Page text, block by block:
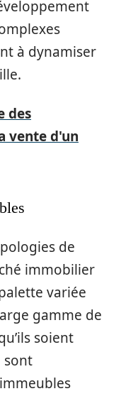
à dynamiser
des
vente d'un
de
immobilier
variée
gamme de
soient
sont